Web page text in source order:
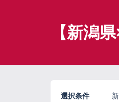
【新潟
選択条件